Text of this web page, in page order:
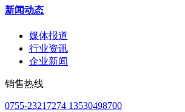
新闻动态
媒体报道
行业资讯
企业新闻
销售热线
0755-23217274 13530498700